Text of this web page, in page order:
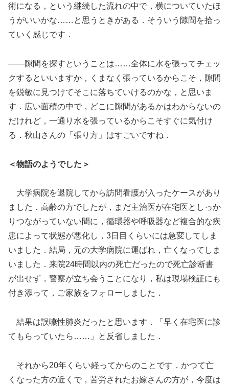
術になる，という継続した流れの中で，横についていたほ
うがいいかな……と思うときがある．そういう隙間を拾っ
ていく感じです．
――隙間を探すということは……全体に水を張ってチェッ
クするといいますか，くまなく張っているからこそ，隙間
を鋭敏に見つけてそこに落ちていけるのかな，と思いま
す．広い面積の中で，どこに隙間があるかはわからないの
だけれど，一通り水を張っているからこそすぐに気付け
る．秋山さんの「張り方」はすごいですね．
＜物語のようでした＞
大学病院を退院してから訪問看護が入ったケースがあり
ました．高齢の方でしたが，まだ主治医が在宅医としっか
りつながっていない間に，循環器や呼吸器など複合的な疾
患によって状態が悪化し，3日目くらいには急変してしま
いました．結局，元の大学病院に運ばれ，亡くなってしま
いました．来院24時間以内の死亡だったので死亡診断書
が出せず，警察が立ち会うことになり，私は現場検証にも
付き添って，ご家族をフォローしました．
結果は誤嚥性肺炎だったと思います．「早く在宅医に診
てもらっていたら……」と反省しました．
それから20年くらい経ってからのことです．かつて亡
くなった方の近くで，苦労されたお嫁さんの方が，今度は